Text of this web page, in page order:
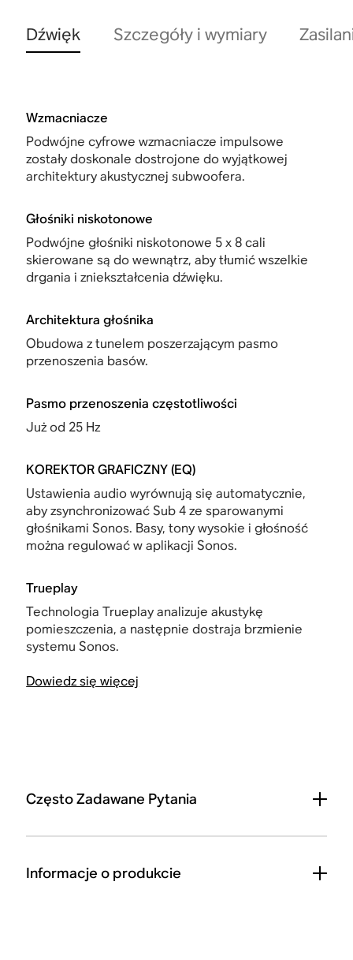
Dźwięk Szczegóły i wymiary
Wzmacniacze
Podwójne cyfrowe wzmacniacze impulsowe
zostały doskonale dostrojone do wyjątkowej
architektury akustycznej subwoofera.
Głośniki niskotonowe
Podwójne głośniki niskotonowe 5 x 8 cali
skierowane są do wewnątrz, aby tłumić wszelkie
drgania i zniekształcenia dźwięku.
Architektura głośnika
Obudowa z tunelem poszerzającym pasmo
przenoszenia basów.
Pasmo przenoszenia częstotliwości
Już od 25 Hz
KOREKTOR GRAFICZNY (EQ)
Ustawienia audio wyrównują się automatycznie,
aby zsynchronizować Sub 4 ze sparowanymi
głośnikami Sonos. Basy, tony wysokie i głośność
można regulować w aplikacji Sonos.
Trueplay
Technologia Trueplay analizuje akustykę
pomieszczenia, a następnie dostraja brzmienie
systemu Sonos.
Dowiedz się więcej
Często Zadawane Pytania
Informacje o produkcie